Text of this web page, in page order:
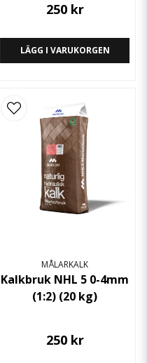
250 kr
LÄGG I VARUKORGEN
MÅLARKALK
Kalkbruk NHL 5 0-4mm
(1:2) (20 kg)
250 kr